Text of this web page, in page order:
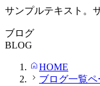
サンプルテキスト。
ブログ
BLOG
HOME
ブログ一覧ペ